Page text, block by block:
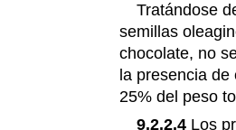
Tratándose
semillas
chocolate, no
la presencia de
25% del peso
9.2.2.4Los